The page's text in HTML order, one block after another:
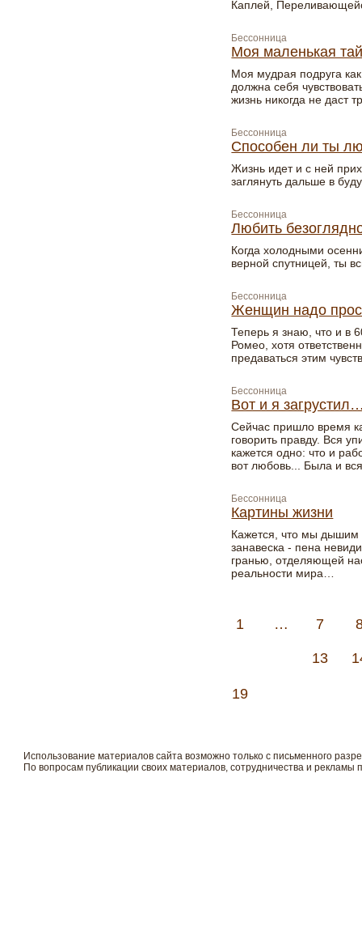
Каплей,
Бессонница
Моя маленькая
Моя мудрая подруга
должна себя
жизнь никогда не даст
Бессонница
Способен ли ты
Жизнь идет и с ней
заглянуть дальше в
Бессонница
Любить
Когда холодными
верной спутницей, ты
Бессонница
Женщин надо
Теперь я знаю, что и в
Ромео, хотя
предаваться этим
Бессонница
Вот и я
Сейчас пришло время
говорить правду. Вся
кажется одно: что и
вот любовь... Была и
Бессонница
Картины жизни
Кажется, что мы дышим
занавеска - пена
гранью, отделяющей
реальности мира…
1 … 7
13
19
Использование материалов сайта возможно только с письменного
По вопросам публикации своих материалов, сотрудничества и